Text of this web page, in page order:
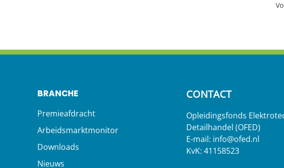
BRANCHE
Premieafdracht
Arbeidsmarktmonitor
Downloads
Nieuws
CONTACT
Opleidingsfonds
Detailhandel (OFED)
E-mail: info@ofed.nl
KvK: 41158523